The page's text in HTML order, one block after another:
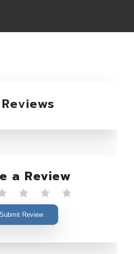
a Review
Submit Review